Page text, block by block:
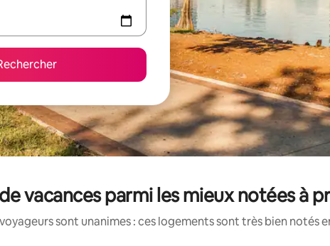
vacances parmi les mieux notées à
sont unanimes : ces logements sont très bien